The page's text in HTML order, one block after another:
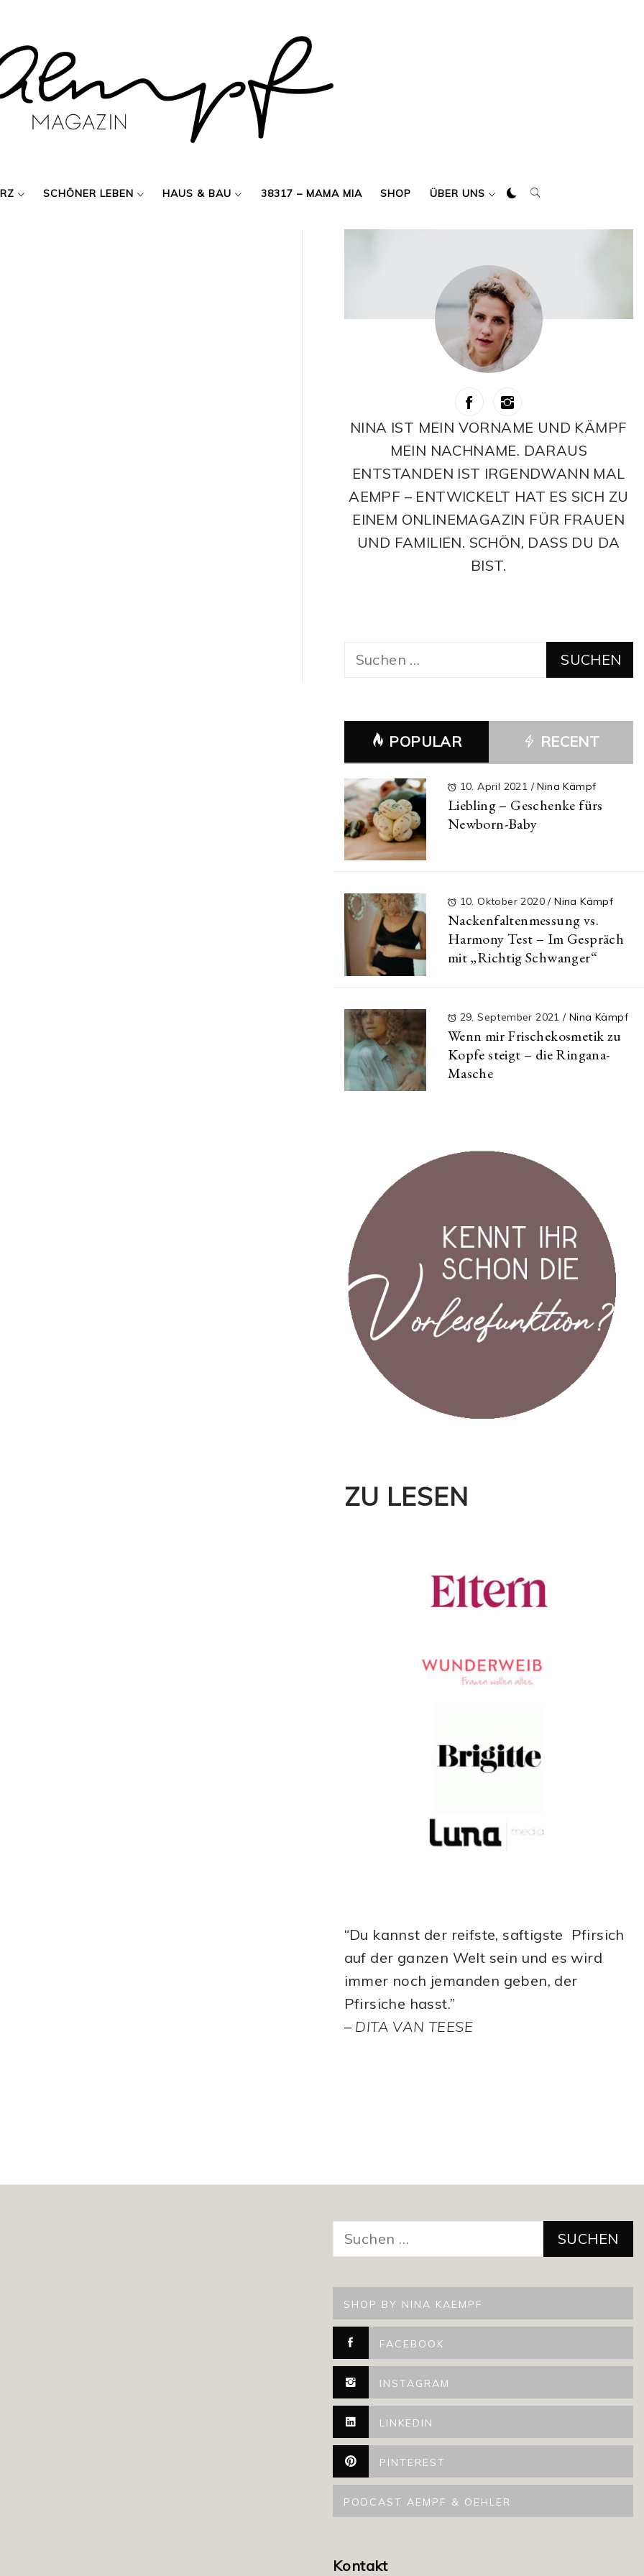
SCHÖNER LEBEN HAUS & BAU 38317 – MAMA MIA SHOP ÜBER UNS
NINA IST MEIN VORNAME UND KÄMPF
MEIN NACHNAME. DARAUS
ENTSTANDEN IST IRGENDWANN MAL
AEMPF – ENTWICKELT HAT ES SICH ZU
EINEM ONLINEMAGAZIN FÜR FRAUEN
UND FAMILIEN. SCHÖN, DASS DU DA
BIST.
Suchen
POPULAR RECENT
10. April 2021 / Nina Kämpf
Liebling – Geschenke fürs
Newborn-Baby
10. Oktober 2020/ Nina Kämpf
Nackenfaltenmessung vs.
Harmony Test – Im Gespräch
mit „Richtig Schwanger“
29. September 2021/ Nina Kämpf
Wenn mir Frischekosmetik zu
Kopfe steigt – die Ringana-
Masche
ZU LESEN
“Du kannst der reifste, saftigste Pfirsich
auf der ganzen Welt sein und es wird
immer noch jemanden geben, der
Pfirsiche hasst.”
– DITA VAN TEESE
nach:
SHOP BY NINA KAEMPF
FACEBOOK
INSTAGRAM
LINKEDIN
PINTEREST
PODCAST AEMPF & OEHLER
Kontakt